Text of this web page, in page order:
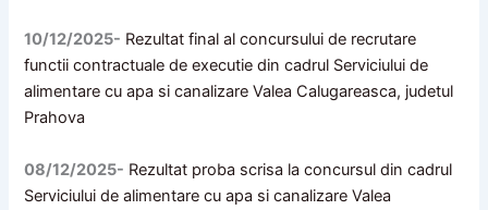
10/12/2025- Rezultat final al concursului de recrutare
functii contractuale de executie din cadrul Serviciului de
alimentare cu apa si canalizare Valea Calugareasca, judetul
Prahova
08/12/2025- Rezultat proba scrisa la concursul din cadrul
Serviciului de alimentare cu apa si canalizare Valea